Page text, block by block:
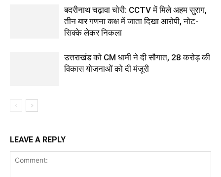
बदरीनाथ चढ़ावा चोरी: CCTV में मिले अहम सुराग,
तीन बार गणना कक्ष में जाता दिखा आरोपी, नोट-
सिक्के लेकर निकला
उत्तराखंड को CM धामी ने दी सौगात, 28 करोड़ की
विकास योजनाओं को दी मंजूरी
LEAVE A REPLY